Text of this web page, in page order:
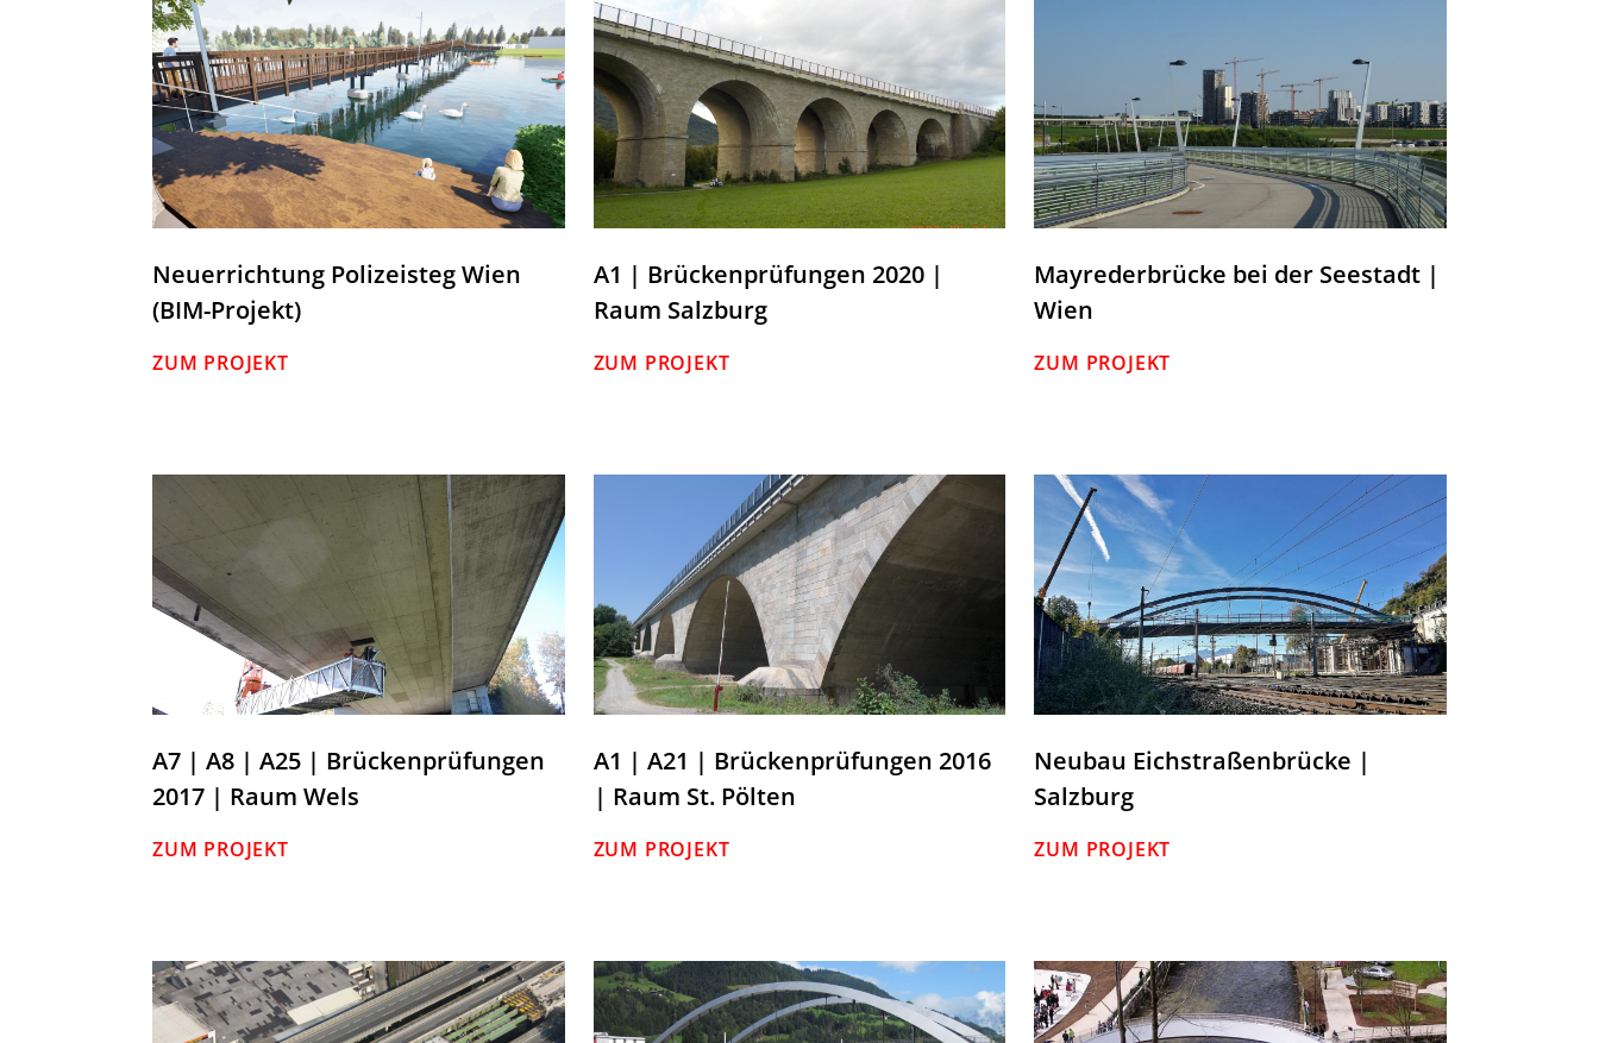
Neuerrichtung Polizeisteg Wien
(BIM-Projekt)
ZUM PROJEKT
A1 | Brückenprüfungen 2020 |
Raum Salzburg
ZUM PROJEKT
Mayrederbrücke bei der Seestadt |
Wien
ZUM PROJEKT
A7 | A8 | A25 | Brückenprüfungen
2017 | Raum Wels
ZUM PROJEKT
A1 | A21 | Brückenprüfungen 2016
| Raum St. Pölten
ZUM PROJEKT
Neubau Eichstraßenbrücke |
Salzburg
ZUM PROJEKT